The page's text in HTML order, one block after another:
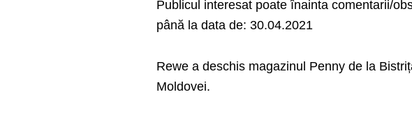
Publicul interesat poate înainta comentarii/
până la data de: 30.04.2021
Rewe a deschis magazinul Penny de la
Moldovei.